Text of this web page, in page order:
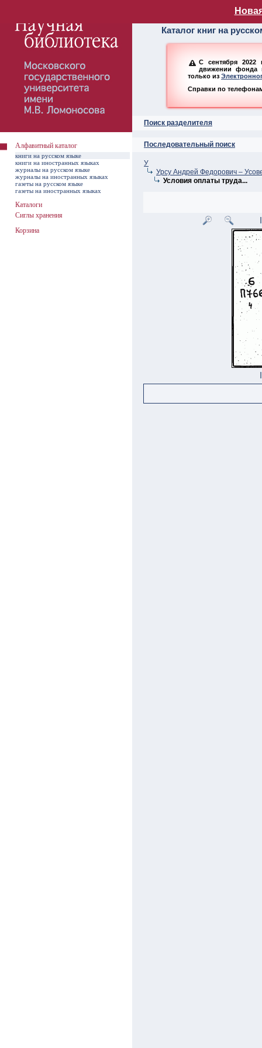
Алфавитный
Каталог книг на
С сентября 2022
движении фонда
только из
Справки по
Поиск разделителя
Последовательный поиск
У
Урсу Андрей Федорович –
Условия оплаты труда...
Алфавитный каталог
книги на русском языке
книги на иностранных языках
журналы на русском языке
журналы на иностранных языках
газеты на русском языке
газеты на иностранных языках
Каталоги
Сиглы хранения
Корзина